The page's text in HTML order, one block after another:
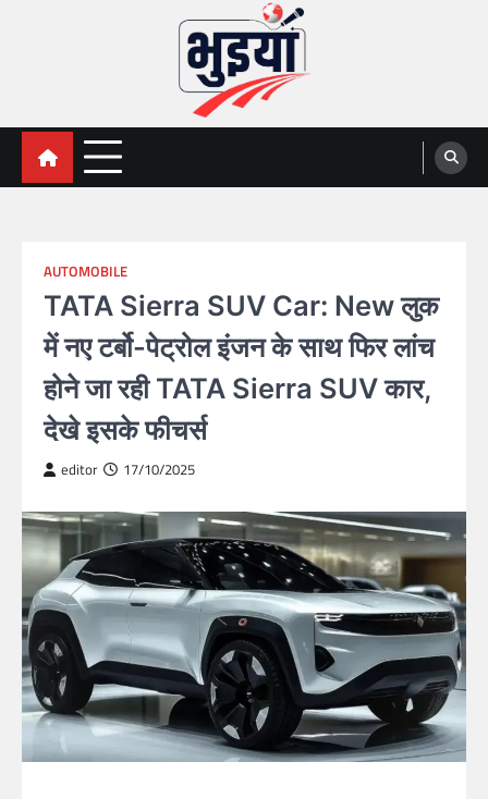
भुइयां, BHUIYAN, CG BHUIYAN
NEWS
BHUIYAN, CG BHUIYAN NEWS, KHASARA,छत्तीसगढ़ भू-
AUTOMOBILE
TATA Sierra SUV Car: New लुक
में नए टर्बो-पेट्रोल इंजन के साथ फिर लांच
होने जा रही TATA Sierra SUV कार,
देखे इसके फीचर्स
editor 17/10/2025